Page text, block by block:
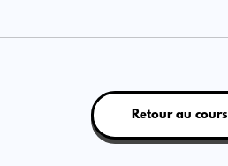
Retour au cours